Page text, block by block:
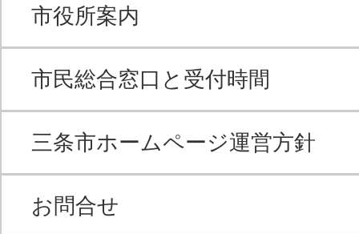
市役所案内
市民総合窓口と受付時間
三条市ホームページ運営方針
お問合せ